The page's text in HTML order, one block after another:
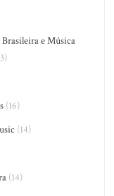
e Música
(16)
(14)
(14)